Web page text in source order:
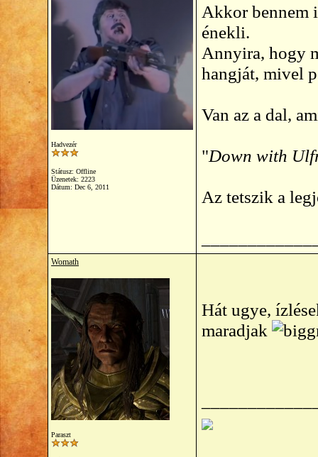
Hadvezér
Státusz: Offline
Üzenetek: 2223
Dátum: Dec 6, 2011
Akkor bennem
énekli.
Annyira, hogy
hangját, mivel
Van az a dal,
"Down with
Az tetszik a
Womath
Paraszt
Hát ugye,
maradjak